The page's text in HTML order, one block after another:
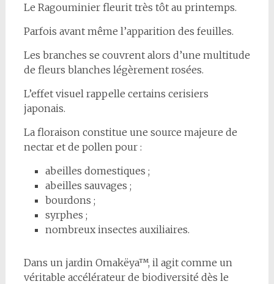
Le Ragouminier fleurit très tôt au printemps.
Parfois avant même l’apparition des feuilles.
Les branches se couvrent alors d’une multitude
de fleurs blanches légèrement rosées.
L’effet visuel rappelle certains cerisiers
japonais.
La floraison constitue une source majeure de
nectar et de pollen pour :
abeilles domestiques ;
abeilles sauvages ;
bourdons ;
syrphes ;
nombreux insectes auxiliaires.
Dans un jardin Omakëya™, il agit comme un
véritable accélérateur de biodiversité dès le